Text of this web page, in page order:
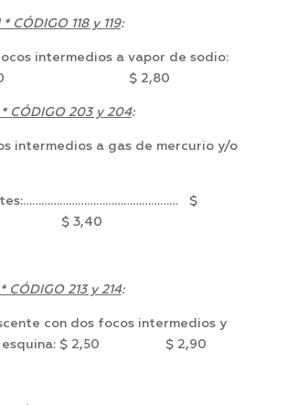
* CÓDIGO 118 y 119:
intermedios a vapor de sodio:
$ 2,80
CÓDIGO 203 y 204:
intermedios a gas de mercurio y/o
$
3,40
CÓDIGO 213 y 214:
con dos focos intermedios y
esquina: $ 2,50 $ 2,90